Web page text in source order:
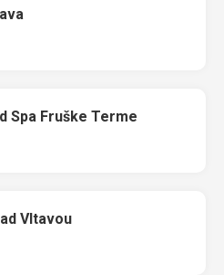
Spa Fruške Terme
Vltavou